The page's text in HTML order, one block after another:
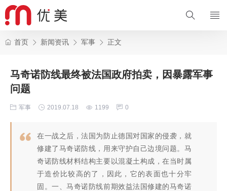
首页 新闻资讯 军事 正文
马奇诺防线最终被法国政府拍卖，因暴露军事
问题
军事 2019.07.18 1199 0
在一战之后，法国为防止德国对国家的侵袭，就
修建了马奇诺防线，用来守护自己边境问题。马
奇诺防线材料结构主要以混凝土构成，在当时属
于造价比较高的了，因此，它的表面也十分牢
固。一、马奇诺防线前期效益法国修建的马奇诺